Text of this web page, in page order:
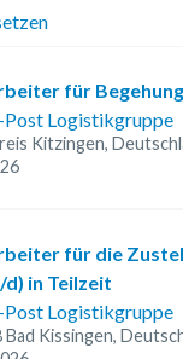
für
Logistikgruppe
Kitzingen,
für die
in Teilzeit
Logistikgruppe
Bad Kissingen,